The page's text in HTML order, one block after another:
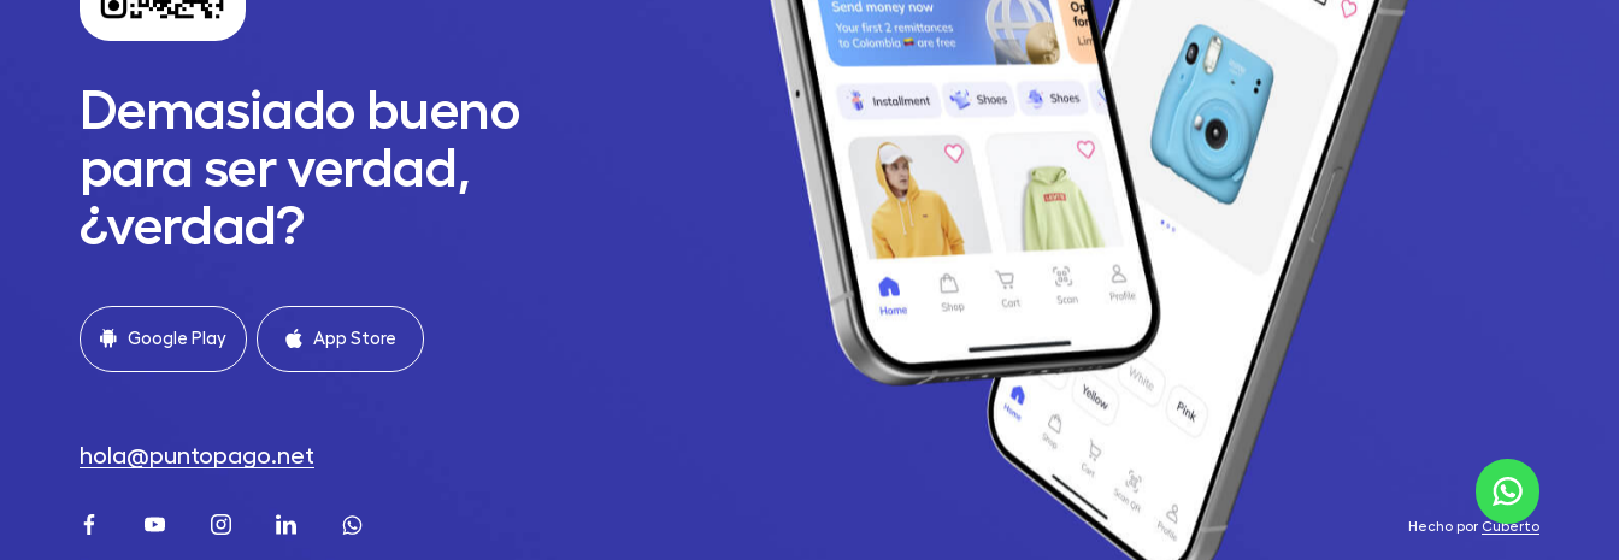
Demasiado bueno
para ser verdad,
¿verdad?
Google Play App Store
hola@puntopago.net
Hecho por Cuberto